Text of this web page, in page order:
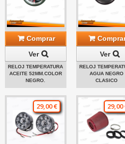
Comprar
Ver
RELOJ TEMPERATURA
ACEITE 52MM.COLOR
NEGRO.
Ver
RELOJ
AGUA NEGRO
CLASICO
29,00 € 29,00